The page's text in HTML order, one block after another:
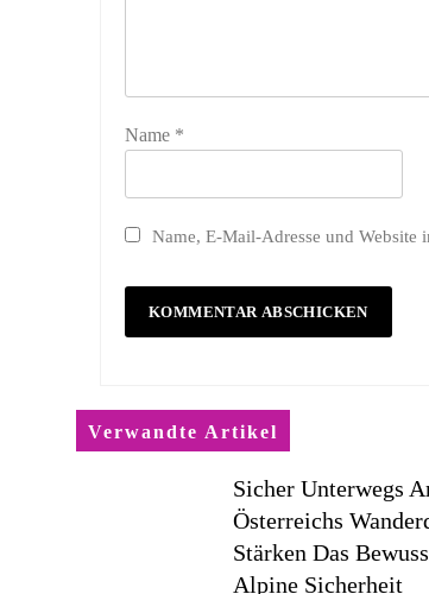
Name *
Name, E-Mail-Adresse und Website
Verwandte Artikel
Sicher Unterwegs
Österreichs
Stärken Das
Alpine Sicherheit